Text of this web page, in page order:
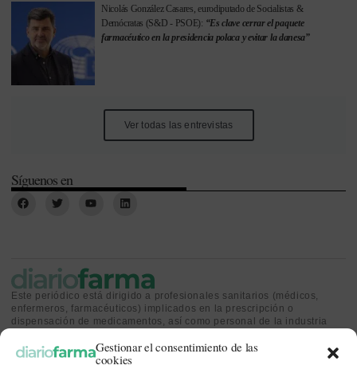
Gestionar el consentimiento de las
cookies
Nicolás González Casares, eurodiputado de Socialistas &
Demócratas (S&D - PSOE): “Es clave cerrar el paquete
farmacéutico en la presidencia polaca y evitar la danesa”
Ver todas las entrevistas
Síguenos en
Este periódico está dirigido a profesionales sanitarios (médicos,
enfermeros, farmacéuticos) implicados en la prescripción o
dispensación de medicamentos, así como personal de la industria
sanitaria.